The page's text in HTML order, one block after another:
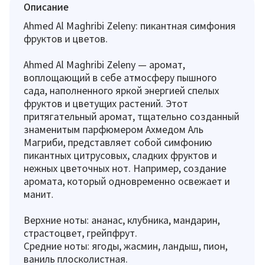
Описание
Ahmed Al Maghribi Zeleny: пикантная симфония
фруктов и цветов.
Ahmed Al Maghribi Zeleny — аромат,
воплощающий в себе атмосферу пышного
сада, наполненного яркой энергией спелых
фруктов и цветущих растений. Этот
притягательный аромат, тщательно созданный
знаменитым парфюмером Ахмедом Аль
Магриби, представляет собой симфонию
пикантных цитрусовых, сладких фруктов и
нежных цветочных нот. Например, создание
аромата, который одновременно освежает и
манит.
Верхние ноты: ананас, клубника, мандарин,
страстоцвет, грейпфрут.
Средние ноты: ягоды, жасмин, ландыш, пион,
ваниль плосколистная.